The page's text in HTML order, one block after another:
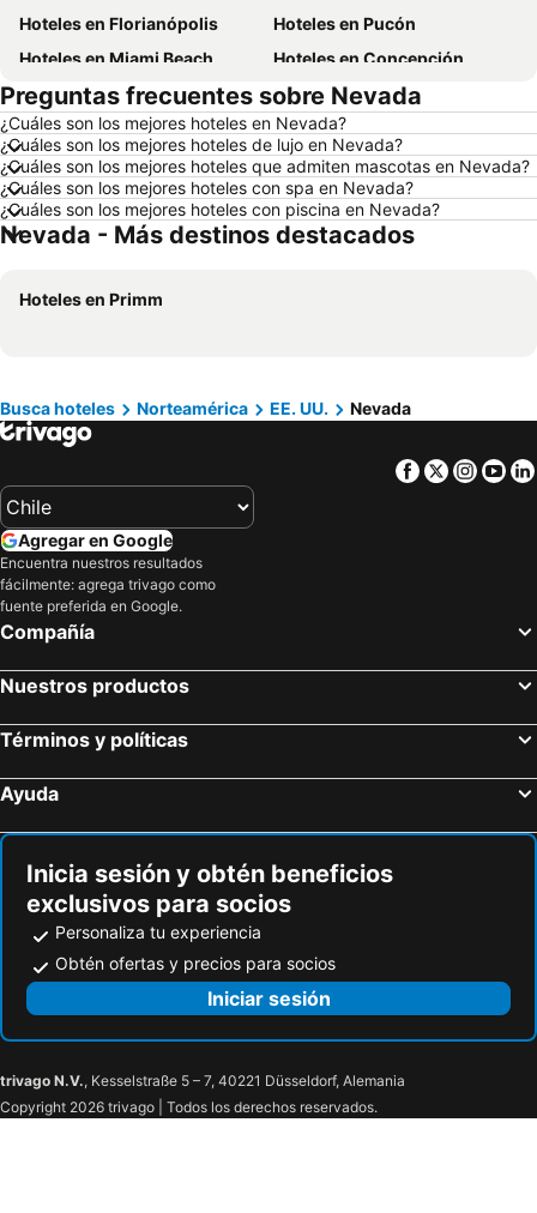
Hoteles en Florianópolis
Hoteles en Pucón
Hoteles en Miami Beach
Hoteles en Concepción
Hoteles en Roma
Hoteles en La Serena
Hoteles en Puerto Montt
Hoteles en Lima
Hoteles en Valdivia
Hoteles en San Andrés
Hoteles en Búzios
Hoteles en Chillán
Hoteles en Arica
Hoteles en Curazao
Hoteles en Chiloé
Hoteles en Jamaica
Hoteles en Lacio
Hoteles en Puerto Plata
Hoteles en Colombia
Hoteles en Panamá
Hoteles en Quintana Roo
Preguntas frecuentes sobre Nevada
¿Cuáles son los mejores hoteles en Nevada?
¿Cuáles son los mejores hoteles de lujo en Nevada?
¿Cuáles son los mejores hoteles que admiten mascotas en Nevada?
¿Cuáles son los mejores hoteles con spa en Nevada?
¿Cuáles son los mejores hoteles con piscina en Nevada?
Nevada - Más destinos destacados
Hoteles en Primm
Busca hoteles Norteamérica EE. UU. Nevada
Facebook
Twitter
Agregar en Google
Encuentra nuestros resultados
fácilmente: agrega trivago como
fuente preferida en Google.
Compañía
Nuestros productos
Términos y políticas
Ayuda
Inicia sesión y obtén beneficios
exclusivos para socios
Personaliza tu experiencia
Obtén ofertas y precios para socios
Iniciar sesión
trivago N.V., Kesselstraße 5 – 7, 40221 Düsseldorf, Alemania
Copyright 2026 trivago | Todos los derechos reservados.